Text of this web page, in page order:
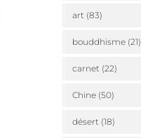
art (83)
bouddhisme (21)
carnet (22)
Chine (50)
désert (18)